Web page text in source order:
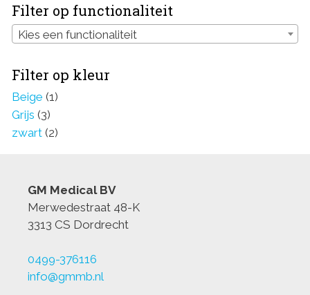
Filter op functionaliteit
Kies een functionaliteit
Filter op kleur
Beige (1)
Grijs (3)
zwart (2)
GM Medical BV
Merwedestraat 48-K
3313 CS Dordrecht
0499-376116
info@gmmb.nl